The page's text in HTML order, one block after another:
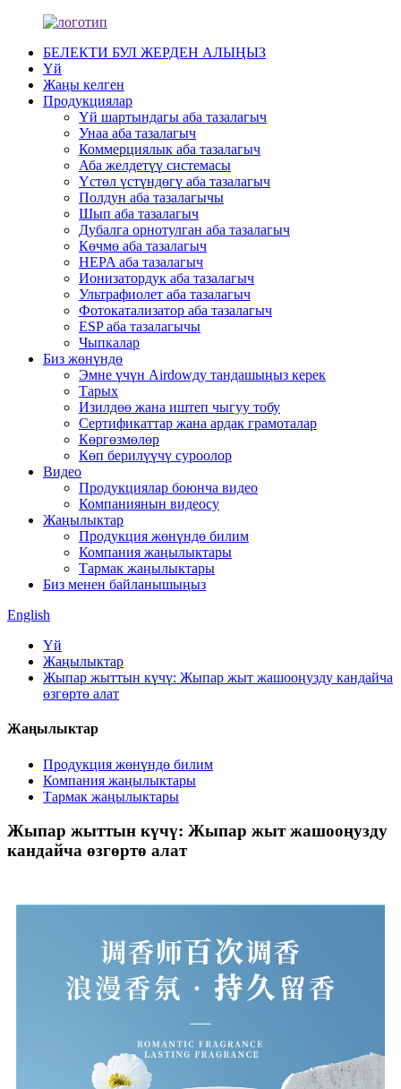
БЕЛЕКТИ БУЛ ЖЕРДЕН АЛЫҢЫЗ
Үй
Жаңы келген
Продукциялар
Үй шартындагы аба тазалагыч
Унаа аба тазалагыч
Коммерциялык аба тазалагыч
Аба желдетүү системасы
Үстөл үстүндөгү аба тазалагыч
Полдун аба тазалагычы
Шып аба тазалагыч
Дубалга орнотулган аба тазалагыч
Көчмө аба тазалагыч
HEPA аба тазалагыч
Ионизатордук аба тазалагыч
Ультрафиолет аба тазалагыч
Фотокатализатор аба тазалагыч
ESP аба тазалагычы
Чыпкалар
Биз жөнүндө
Эмне үчүн Airdowду тандашыңыз керек
Тарых
Изилдөө жана иштеп чыгуу тобу
Сертификаттар жана ардак грамоталар
Көргөзмөлөр
Көп берилүүчү суроолор
Видео
Продукциялар боюнча видео
Компаниянын видеосу
Жаңылыктар
Продукция жөнүндө билим
Компания жаңылыктары
Тармак жаңылыктары
Биз менен байланышыңыз
English
Үй
Жаңылыктар
Жыпар жыттын күчү: Жыпар жыт жашооңузду кандайча
өзгөртө алат
Жаңылыктар
Продукция жөнүндө билим
Компания жаңылыктары
Тармак жаңылыктары
Жыпар жыттын күчү: Жыпар жыт жашооңузду
кандайча өзгөртө алат